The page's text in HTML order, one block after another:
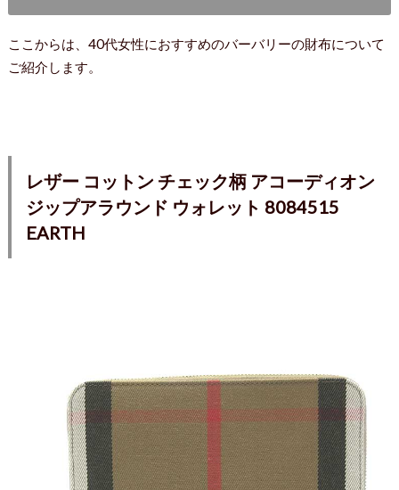
ここからは、40代女性におすすめのバーバリーの財布について
ご紹介します。
レザー コットン チェック柄 アコーディオン
ジップアラウンド ウォレット 8084515
EARTH